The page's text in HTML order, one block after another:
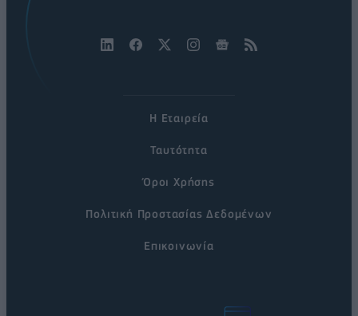
Η Εταιρεία
Ταυτότητα
Όροι Χρήσης
Πολιτική Προστασίας Δεδομένων
Επικοινωνία